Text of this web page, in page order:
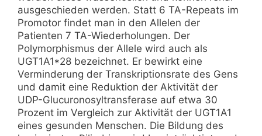
ausgeschieden werden. Statt 6 TA-Repeats im
Promotor findet man in den Allelen der
Patienten 7 TA-Wiederholungen. Der
Polymorphismus der Allele wird auch als
UGT1A1*28 bezeichnet. Er bewirkt eine
Verminderung der Transkriptionsrate des Gens
und damit eine Reduktion der Aktivität der
UDP-Glucuronosyltransferase auf etwa 30
Prozent im Vergleich zur Aktivität der UGT1A1
eines gesunden Menschen. Die Bildung des